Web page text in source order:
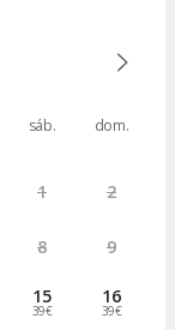
sáb. dom.
1 2
8 9
15
39€
16
39€